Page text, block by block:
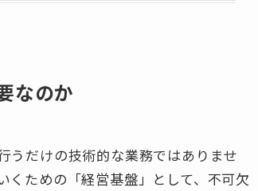
なのか
うだけの技術的な業務ではありませ
くための「経営基盤」として、不可欠